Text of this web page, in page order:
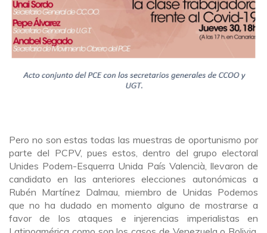
Pero no son estas todas las muestras de oportunismo por
parte del PCPV, pues estos, dentro del grupo electoral
Unides Podem-Esquerra Unida País Valencià, llevaron de
candidato en las anteriores elecciones autonómicas a
Rubén Martínez Dalmau, miembro de Unidas Podemos
que no ha dudado en momento alguno de mostrarse a
favor de los ataques e injerencias imperialistas en